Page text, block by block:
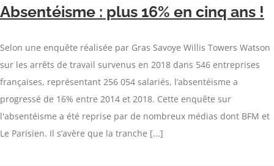
Absentéisme : plus 16% en cinq ans !
Selon une enquête réalisée par Gras Savoye Willis Towers Watson
sur les arrêts de travail survenus en 2018 dans 546 entreprises
françaises, représentant 256 054 salariés, l’absentéisme a
progressé de 16% entre 2014 et 2018. Cette enquête sur
l'absentéisme a été reprise par de nombreux médias dont BFM et
Le Parisien. Il s’avère que la tranche [...]